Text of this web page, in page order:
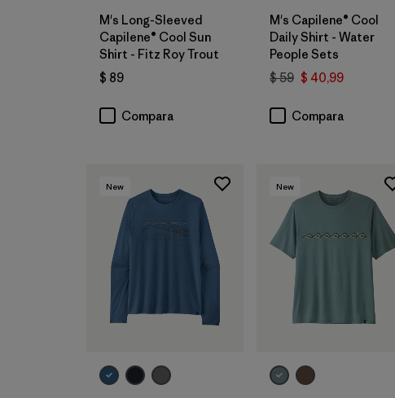
M's Long-Sleeved
Capilene® Cool Sun
Shirt - Fitz Roy Trout
$ 89
Compara
M's Capilene® Cool
Daily Shirt - Water
People Sets
$ 59 $ 40,99
Compara
New New